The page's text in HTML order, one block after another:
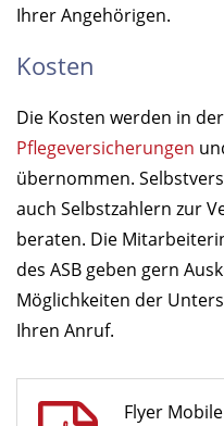
Ihrer Angehörigen.
Kosten
Die Kosten werden in
Pflegeversicherungen
übernommen.
auch Selbstzahlern zur
beraten. Die
des ASB geben gern
Möglichkeiten der
Ihren Anruf.
Flyer